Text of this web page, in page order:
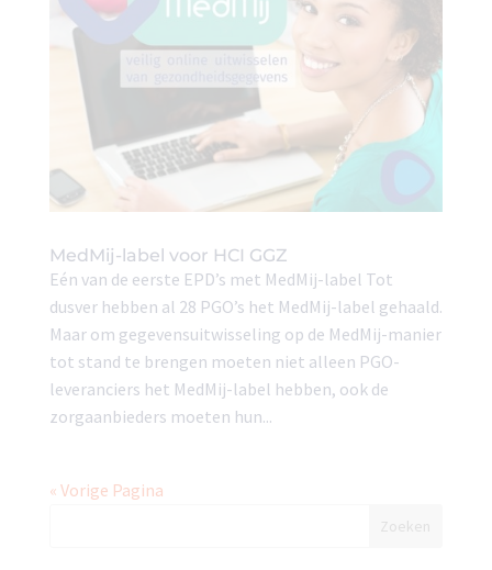
MedMij-label voor HCI GGZ
Eén van de eerste EPD’s met MedMij-label Tot
dusver hebben al 28 PGO’s het MedMij-label gehaald.
Maar om gegevensuitwisseling op de MedMij-manier
tot stand te brengen moeten niet alleen PGO-
leveranciers het MedMij-label hebben, ook de
zorgaanbieders moeten hun...
« Vorige Pagina
Zoeken